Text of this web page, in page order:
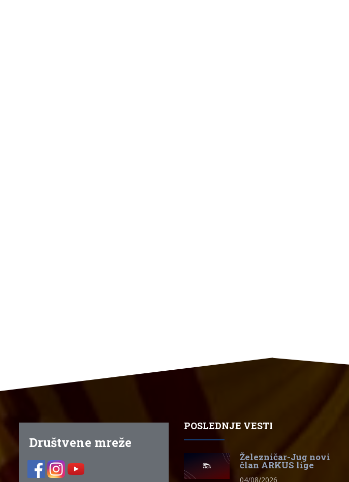
Društvene mreže
POSLEDNJE VESTI
Železničar-Jug novi
član ARKUS lige
04/08/2026